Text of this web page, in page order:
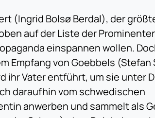
(Ingrid Bolsø Berdal), der
auf der Liste der
einspannen wollen.
Empfang von Goebbels (Stefan
ihr Vater entführt, um sie unter
daraufhin vom schwedischen
anwerben und sammelt als